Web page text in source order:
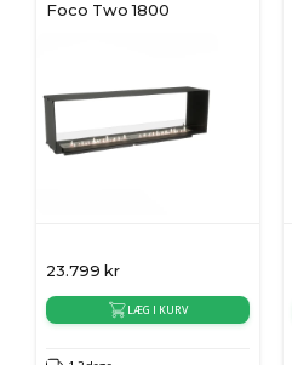
Foco Two 1800
23.799 kr
LÆG I KURV